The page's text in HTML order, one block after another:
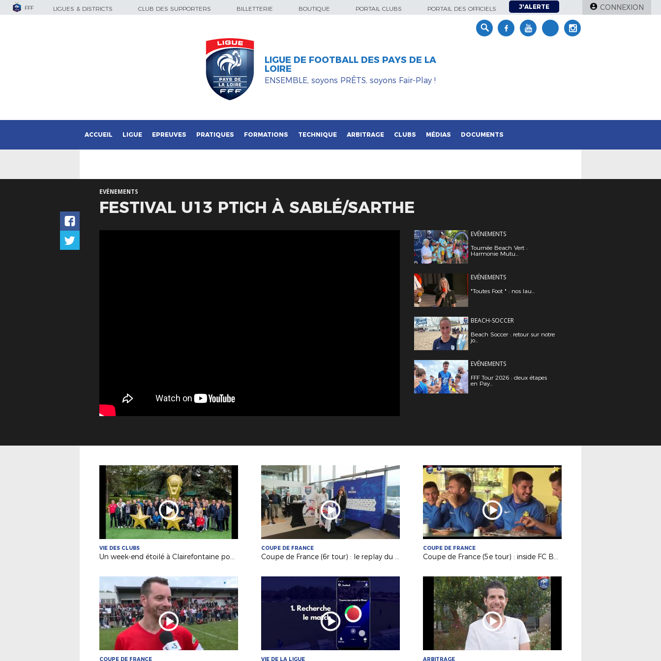
FFF LIGUES & DISTRICTS CLUB DES SUPPORTERS BILLETTERIE BOUTIQUE PORTAIL CLUBS PORTAIL DES OFFICIELS J'ALERTE CONNEXION
LIGUE DE FOOTBALL DES PAYS DE LA
LOIRE
ENSEMBLE, soyons PRÊTS, soyons Fair-Play !
ACCUEIL LIGUE EPREUVES PRATIQUES FORMATIONS TECHNIQUE ARBITRAGE CLUBS MÉDIAS DOCUMENTS
EVÉNEMENTS
FESTIVAL U13 PTICH À SABLÉ/SARTHE
EVÉNEMENTS
Tournée Beach Vert :
Harmonie Mutu...
EVÉNEMENTS
"Toutes Foot " : nos lau...
BEACH-SOCCER
Beach Soccer : retour sur notre
jo...
EVÉNEMENTS
FFF Tour 2026 : deux étapes
en Pay...
VIE DES CLUBS
Un week-end étoilé à Clairefontaine pour nos bénévoles
COUPE DE FRANCE
Coupe de France (6r tour) : le replay du tirage au sort
COUPE DE FRANCE
Coupe de France (5e tour) : inside FC Beaupreau La Chapelle
COUPE DE FRANCE VIE DE LA LIGUE ARBITRAGE